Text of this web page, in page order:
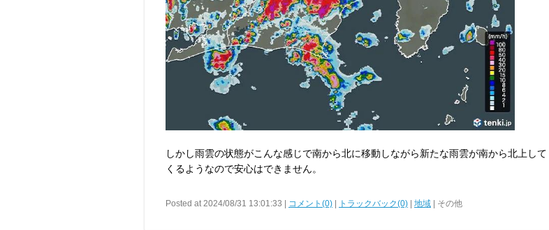
しかし雨雲の状態がこんな感じで南から北に移動しながら新たな雨雲が南から北上して
くるようなので安心はできません。
Posted at 2024/08/31 13:01:33 | コメント(0) トラックバック(0) 地域 | その他